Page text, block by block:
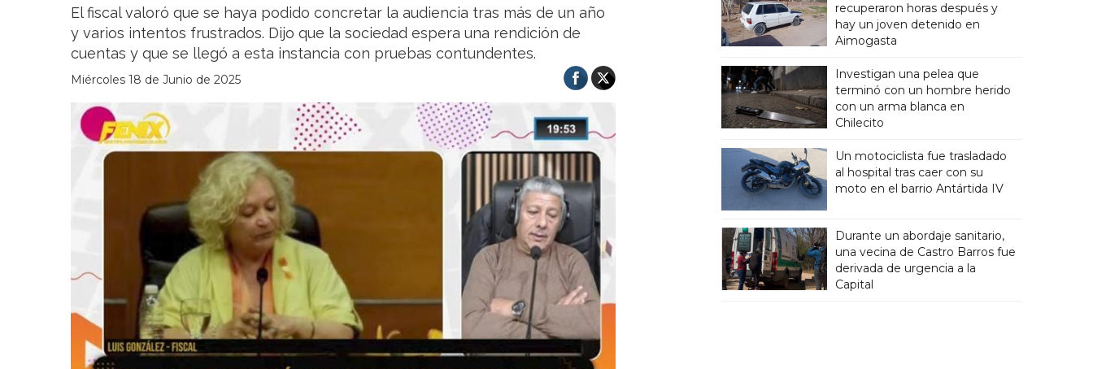
El fiscal valoró que se haya podido concretar la audiencia tras más de un año
y varios intentos frustrados. Dijo que la sociedad espera una rendición de
cuentas y que se llegó a esta instancia con pruebas contundentes.
Miércoles 18 de Junio de 2025
recuperaron horas después y
hay un joven detenido en
Aimogasta
Investigan una pelea que
terminó con un hombre herido
con un arma blanca en
Chilecito
Un motociclista fue trasladado
al hospital tras caer con su
moto en el barrio Antártida IV
Durante un abordaje sanitario,
una vecina de Castro Barros fue
derivada de urgencia a la
Capital